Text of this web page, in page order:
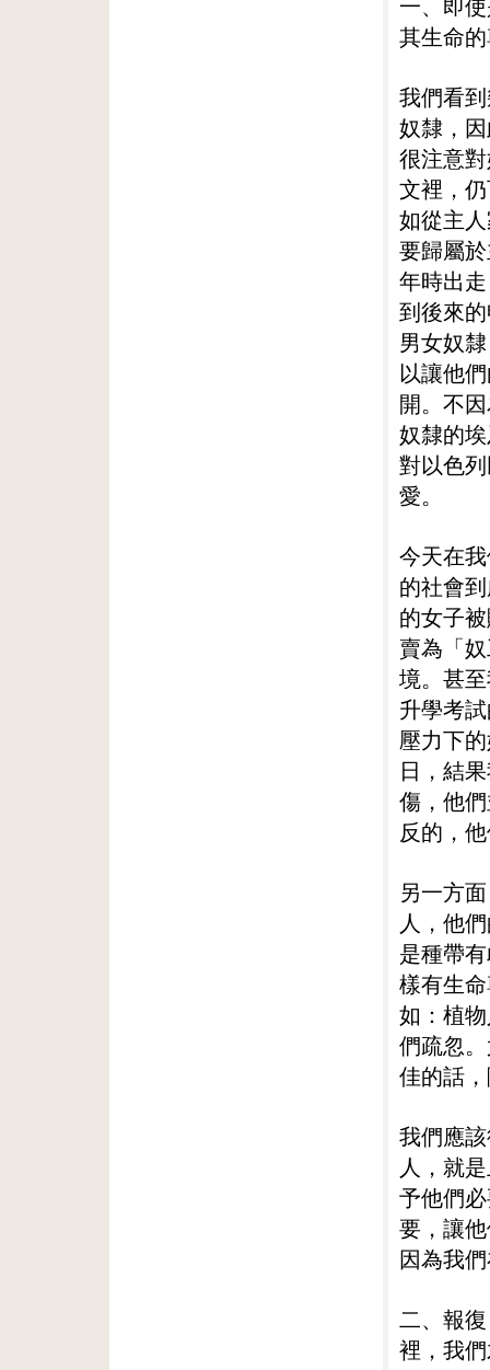
一、即
其生命
我們看
奴隸，
很注意
文裡，
如從主
要歸屬
年時出
到後來
男女奴
以讓他
開。不
奴隸的
對以色
愛。
今天在
的社會
的女子
賣為「
境。甚
升學考
壓力下
日，結
傷，他
反的，
另一方
人，他
是種帶
樣有生
如：植
們疏忽
佳的話
我們應
人，就
予他們
要，讓
因為我
二、報
裡，我